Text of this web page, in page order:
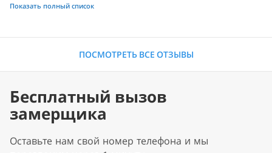
Показать полный список
ПОСМОТРЕТЬ ВСЕ ОТЗЫВЫ
Бесплатный вызов
замерщика
Оставьте нам свой номер телефона и мы